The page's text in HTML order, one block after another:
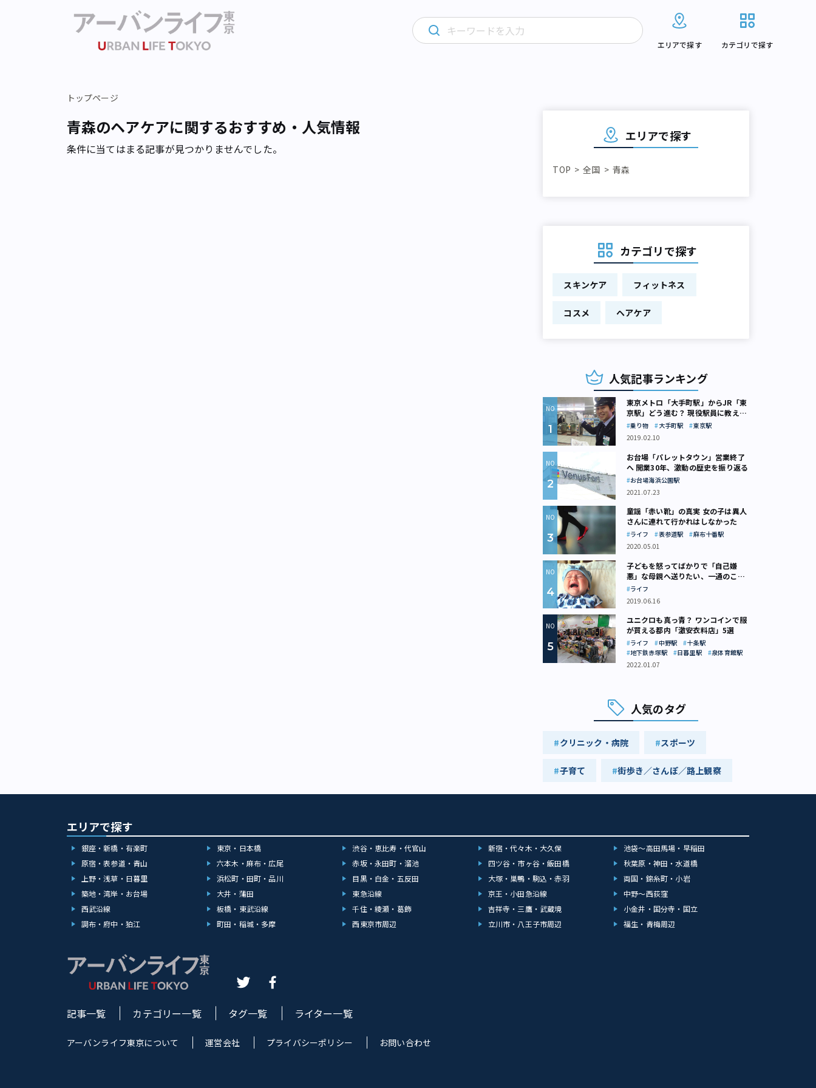
エリアで探す カテゴリで探す
トップページ
青森のヘアケアに関するおすすめ・人気情報
条件に当てはまる記事が見つかりませんでした。
エリアで探す
TOP 全国 青森
カテゴリで探す
スキンケア フィットネス
コスメ ヘアケア
人気記事ランキング
東京メトロ「大手町駅」からJR「東
京駅」どう進む？ 現役駅員に教えて
もらいました
乗り物 大手町駅
東京駅
2019.02.10
お台場「パレットタウン」営業終了
へ 開業30年、激動の歴史を振り返る
お台場海浜公園駅
2021.07.23
童謡「赤い靴」の真実 女の子は異人
さんに連れて行かれはしなかった
ライフ 表参道駅
麻布十番駅
2020.05.01
子どもを怒ってばかりで「自己嫌
悪」な母親へ送りたい、一通のここ
ろの処方箋
ライフ
2019.06.16
ユニクロも真っ青？ ワンコインで服
が買える都内「激安衣料店」5選
ライフ 中野駅
十条駅
地下鉄赤塚駅
日暮里駅
泉体育館駅
2022.01.07
人気のタグ
クリニック・病院 スポーツ
子育て 街歩き／さんぽ／路上観察
エリアで探す
銀座・新橋・有楽町 東京・日本橋 渋谷・恵比寿・代官山 新宿・代々木・大久保
池袋～高田馬場・早稲田
原宿・表参道・青山
六本木・麻布・広尾 赤坂・永田町・溜池 四ツ谷・市ヶ谷・飯田橋
秋葉原・神田・水道橋
上野・浅草・日暮里
浜松町・田町・品川 目黒・白金・五反田 大塚・巣鴨・駒込・赤羽
両国・錦糸町・小岩
築地・湾岸・お台場
大井・蒲田 東急沿線 京王・小田急沿線
中野～西荻窪
西武沿線
板橋・東武沿線 千住・綾瀬・葛飾 吉祥寺・三鷹・武蔵境
小金井・国分寺・国立
調布・府中・狛江
町田・稲城・多摩 西東京市周辺 立川市・八王子市周辺 福生・青梅周辺
記事一覧 カテゴリー一覧 タグ一覧 ライター一覧
アーバンライフ東京について 運営会社 プライバシーポリシー お問い合わせ